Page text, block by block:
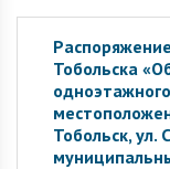
Тобольска
Тобольск, ул.